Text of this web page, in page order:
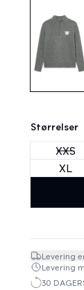
Størrelser
XXS
XL
Levering
Levering
30